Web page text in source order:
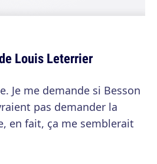
Louis Leterrier
Je me demande si Besson
pas demander la
en fait, ça me semblerait